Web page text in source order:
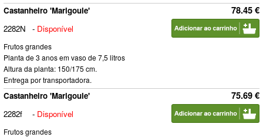
78.45 €
Castanheiro 'Marigoule'
2282N
- Disponível
Frutos grandes
Planta de 3 anos em vaso de 7,5 litros
Altura da planta: 150/175 cm.
Entrega por transportadora.
75.69 €
Castanheiro 'Marigoule'
2282f
- Disponível
Frutos grandes